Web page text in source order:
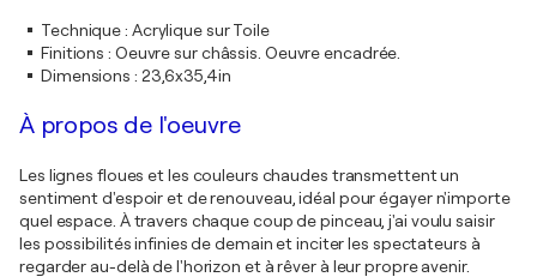
Technique: Acrylique sur Toile
Finitions : Oeuvre sur châssis. Oeuvre encadrée.
Dimensions : 23,6x35,4in
À propos de l'oeuvre
Les lignes floues et les couleurs chaudes transmettent un
sentiment d'espoir et de renouveau, idéal pour égayer n'importe
quel espace. À travers chaque coup de pinceau, j'ai voulu saisir
les possibilités infinies de demain et inciter les spectateurs à
regarder au-delà de l'horizon et à rêver à leur propre avenir.